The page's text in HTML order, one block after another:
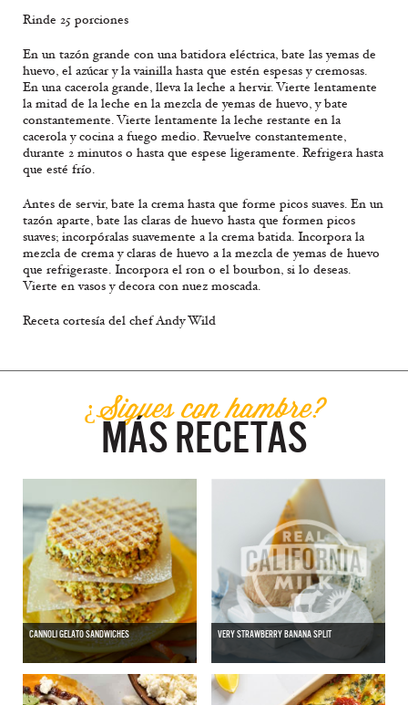
Rinde 25 porciones
En un tazón grande con una batidora eléctrica, bate las yemas de
huevo, el azúcar y la vainilla hasta que estén espesas y cremosas.
En una cacerola grande, lleva la leche a hervir. Vierte lentamente
la mitad de la leche en la mezcla de yemas de huevo, y bate
constantemente. Vierte lentamente la leche restante en la
cacerola y cocina a fuego medio. Revuelve constantemente,
durante 2 minutos o hasta que espese ligeramente. Refrigera hasta
que esté frío.
Antes de servir, bate la crema hasta que forme picos suaves. En un
tazón aparte, bate las claras de huevo hasta que formen picos
suaves; incorpóralas suavemente a la crema batida. Incorpora la
mezcla de crema y claras de huevo a la mezcla de yemas de huevo
que refrigeraste. Incorpora el ron o el bourbon, si lo deseas.
Vierte en vasos y decora con nuez moscada.
Receta cortesía del chef Andy Wild
¿Sigues con hambre?
MÁS RECETAS
CANNOLI GELATO SANDWICHES VERY STRAWBERRY BANANA SPLIT